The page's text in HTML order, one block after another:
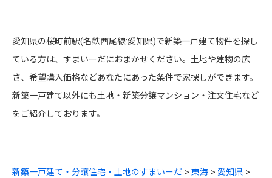
新築一戸建て・分譲住宅・土地のすまいーだ 東海
愛知県
愛知県の桜町前駅(名鉄西尾線:愛知県)で新築一戸建て物件を探し
ている方は、すまいーだにおまかせください。土地や建物の広
さ、希望購入価格などあなたにあった条件で家探しができます。
新築一戸建て以外にも土地・新築分譲マンション・注文住宅など
をご紹介しております。